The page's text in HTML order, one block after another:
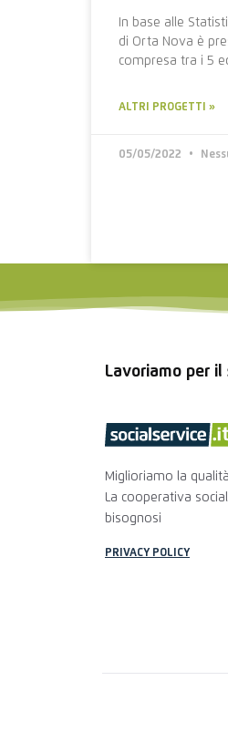
In base alle
di Orta Nova è
compresa tra i 5
ALTRI PROGETTI »
05/05/2022
Lavoriamo per il
Miglioriamo la
La cooperativa
bisognosi
PRIVACY POLICY